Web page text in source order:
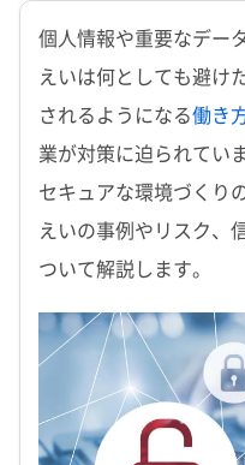
個人情報や重要なデー
えいは何としても避け
されるようになる働き
業が対策に迫られてい
セキュアな環境づくり
えいの事例やリスク、
ついて解説します。